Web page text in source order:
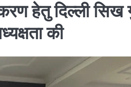
हेतु दिल्ली सिख
की